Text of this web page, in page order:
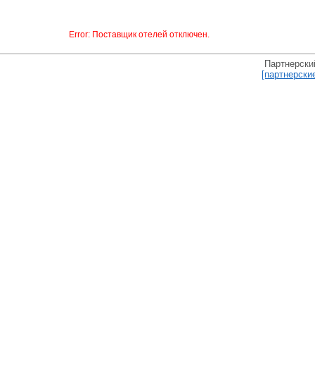
Error: Поставщик отелей отключен.